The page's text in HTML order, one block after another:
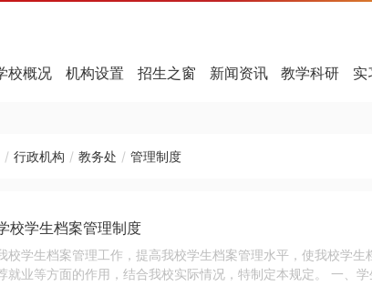
校概况 机构设置 招生之窗 新闻资讯 教学科研 实
/ 行政机构 / 教务处 / 管理制度
校学生档案管理制度
校学生档案管理工作，提高我校学生档案管理水平，使我校学
就业等方面的作用，结合我校实际情况，特制定本规定。 一、学